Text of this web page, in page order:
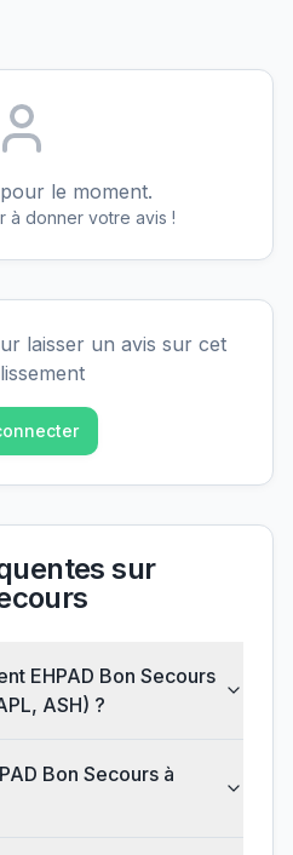
le moment.
à donner votre avis !
laisser un avis sur cet
sur
EHPAD Bon Secours
ASH) ?
Bon Secours à